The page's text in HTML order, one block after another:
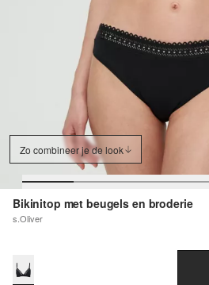
Zo combineer je de look
Bikinitop met beugels en broderie
s.Oliver